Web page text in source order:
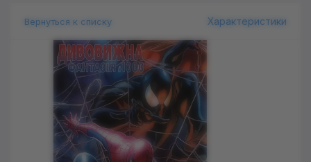
Вернуться к списку Характеристики